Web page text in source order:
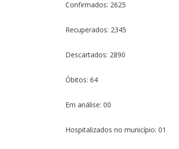
Confirmados: 2625
Recuperados: 2345
Descartados: 2890
Óbitos: 64
Em análise: 00
Hospitalizados no município: 01